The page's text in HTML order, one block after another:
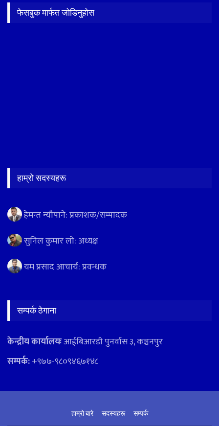
फेसबुक मार्फत जोडिनुहोस
हाम्रो सदस्यहरू
हेमन्त न्यौपाने: प्रकाशक/सम्पादक
सुनिल कुमार लो: अध्यक्ष
यम प्रसाद आचार्य: प्रवन्धक
सम्पर्क ठेगाना
केन्द्रीय कार्यालयःआईबिआरडी पुनर्वास ३, कञ्चनपुर
सम्पर्क:+९७७-९८०९४६७१४८
हाम्रो बारे सदस्यहरू सम्पर्क